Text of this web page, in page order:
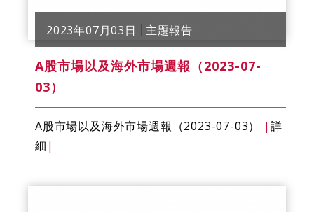
2023年07月03日 主題報告
A股市場以及海外市場週報（2023-07-
03）
A股市場以及海外市場週報（2023-07-03） | 詳
細 |